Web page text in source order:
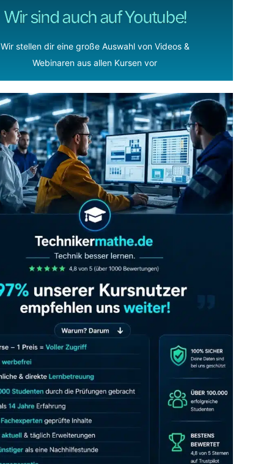
Wir sind auch auf Youtube!
Wir stellen dir eine große Auswahl von Videos &
Webinaren aus allen Kursen vor